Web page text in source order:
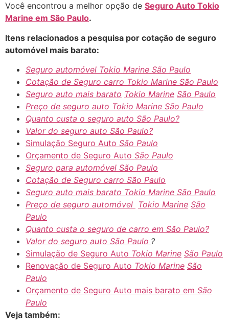
Você encontrou a melhor opção de Seguro Auto Tokio
Marine em São Paulo.
Itens relacionados a pesquisa por cotação de seguro
automóvel mais barato:
Seguro automóvel Tokio Marine São Paulo
Cotação de Seguro carro Tokio Marine São Paulo
Seguro auto mais barato Tokio Marine São Paulo
Preço de seguro auto Tokio Marine São Paulo
Quanto custa o seguro auto São Paulo?
Valor do seguro auto São Paulo?
Simulação Seguro Auto São Paulo
Orçamento de Seguro Auto São Paulo
Seguro para automóvel São Paulo
Cotação de Seguro carro São Paulo
Seguro auto mais barato Tokio Marine São Paulo
Preço de seguro automóvel Tokio Marine São
Paulo
Quanto custa o seguro de carro em São Paulo?
Valor do seguro auto São Paulo ?
Simulação de Seguro Auto Tokio Marine São Paulo
Renovação de Seguro Auto Tokio Marine São
Paulo
Orçamento de Seguro Auto mais barato em São
Paulo
Veja também: